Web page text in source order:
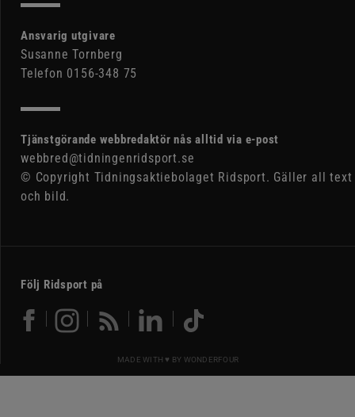
Ansvarig utgivare
Susanne Tornberg
Telefon 0156-348 75
Tjänstgörande webbredaktör nås alltid via e-post
webbred@tidningenridsport.se
© Copyright Tidningsaktiebolaget Ridsport. Gäller all text
och bild.
Följ Ridsport på
MADE WITH ♥ BY WONDERFOUR